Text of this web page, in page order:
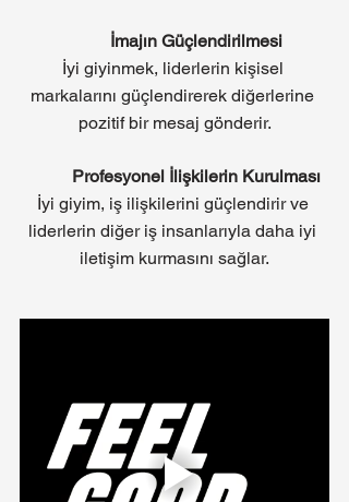
İmajın Güçlendirilmesi
İyi giyinmek, liderlerin kişisel
markalarını güçlendirerek diğerlerine
pozitif bir mesaj gönderir.
Profesyonel İlişkilerin Kurulması
İyi giyim, iş ilişkilerini güçlendirir ve
liderlerin diğer iş insanlarıyla daha iyi
iletişim kurmasını sağlar.